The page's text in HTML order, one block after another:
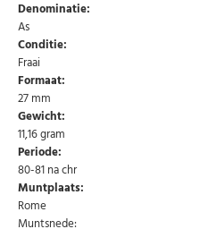
Denominatie:
As
Conditie:
Fraai
Formaat:
27 mm
Gewicht:
11,16 gram
Periode:
80-81 na chr
Muntplaats:
Rome
Muntsnede: